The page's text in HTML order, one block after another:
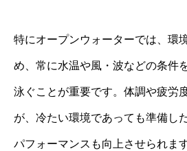
特にオープンウォーターでは、環
め、常に水温や風・波などの条件
泳ぐことが重要です。体調や疲労
が、冷たい環境であっても準備し
パフォーマンスも向上させられます